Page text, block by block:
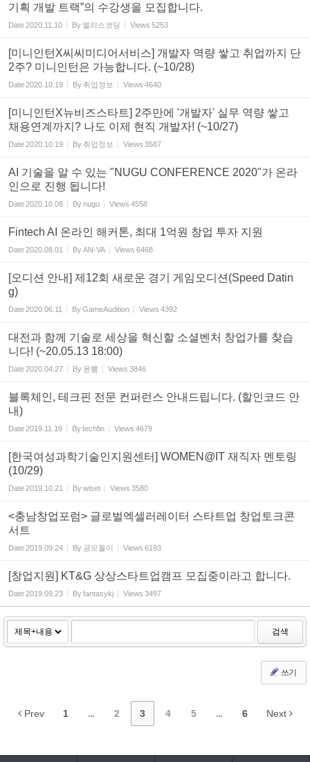
기획 개발 트랙”의 수강생을 모집합니다.
Date2020.11.10 By엘리스코딩 Views 5253
[미니인턴X씨씨미디어서비스] 개발자 역량 쌓고 취업까지 단
2주? 미니인턴은 가능합니다. (~10/28)
Date2020.10.19 By 취업정보 Views 4640
[미니인턴X뉴비즈스타트] 2주만에 '개발자' 실무 역량 쌓고
채용연계까지? 나도 이제 현직 개발자! (~10/27)
Date2020.10.19 By 취업정보 Views 3587
AI 기술을 알 수 있는 "NUGU CONFERENCE 2020"가 온라
인으로 진행 됩니다!
Date2020.10.08 Bynugu Views 4558
Fintech AI 온라인 해커톤, 최대 1억원 창업 투자 지원
Date2020.08.01 ByAN-VA Views 6468
[오디션 안내] 제12회 새로운 경기 게임오디션(Speed Datin
g)
Date2020.06.11 ByGameAudition Views 4392
대전과 함께 기술로 세상을 혁신할 소셜벤처 창업가를 찾습
니다! (~20.05.13 18:00)
Date2020.04.27 By 윤뿜 Views 3846
블록체인, 테크핀 전문 컨퍼런스 안내드립니다. (할인코드 안
내)
Date2019.11.19 Bytechfin Views 4679
[한국여성과학기술인지원센터] WOMEN@IT 재직자 멘토링
(10/29)
Date2019.10.21 Bywiset Views 3580
<충남창업포럼> 글로벌엑셀러레이터 스타트업 창업토크콘
서트
Date2019.09.24 By 공모돌이 Views 6193
[창업지원] KT&G 상상스타트업캠프 모집중이라고 합니다.
Date2019.09.23 Byfantasykj Views 3497
검색
쓰기
Prev 1 ... 2 3 4 5 ... 6 Next